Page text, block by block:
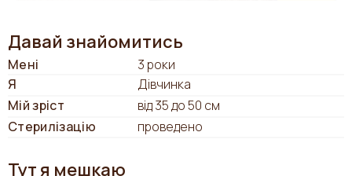
Давай знайомитись
Мені
3 роки
Я
Дівчинка
Мій зріст
від 35 до 50 см
Стерилізацію
проведено
Тут я мешкаю